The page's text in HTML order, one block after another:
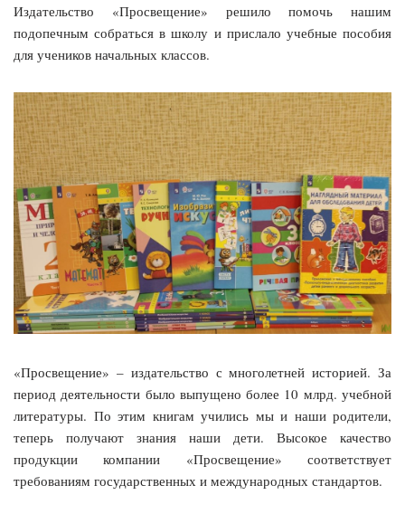
Издательство «Просвещение» решило помочь нашим
подопечным собраться в школу и прислало учебные пособия
для учеников начальных классов.
«Просвещение» – издательство с многолетней историей. За
период деятельности было выпущено более 10 млрд. учебной
литературы. По этим книгам учились мы и наши родители,
теперь получают знания наши дети. Высокое качество
продукции компании «Просвещение» соответствует
требованиям государственных и международных стандартов.